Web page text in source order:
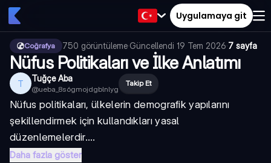
Uygulamaya git
Coğrafya 750 görüntüleme·Güncellendi 19 Tem 2026·7 sayfa
Nüfus Politikaları ve İlke Anlatımı
T Tuğçe Aba
@ueba_8s6gmojdgblnlyg
Takip Et
Nüfus politikaları, ülkelerin demografik yapılarını
şekillendirmek için kullandıkları yasal
düzenlemelerdir....
Daha fazla göster